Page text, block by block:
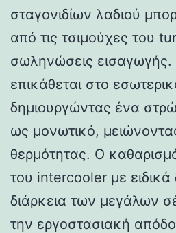
σταγονιδίων λαδιού
από τις τσιμούχες του
σωληνώσεις εισαγωγής.
επικάθεται στο
δημιουργώντας ένα
ως μονωτικό,
θερμότητας. Ο
του intercooler με ειδικά
διάρκεια των μεγάλων
την εργοστασιακή